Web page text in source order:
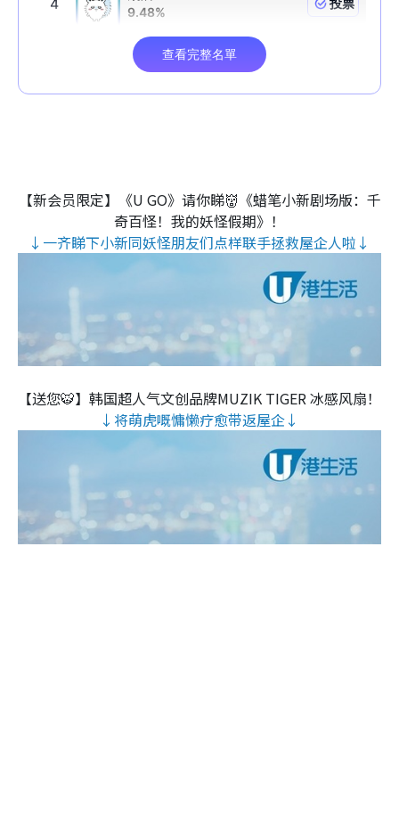
【新会员限定】《U GO》请你睇👹《蜡笔小新剧场版：千
奇百怪！我的妖怪假期》！
↓一齐睇下小新同妖怪朋友们点样联手拯救屋企人啦↓
【送您🐯】韩国超人气文创品牌MUZIK TIGER 冰感风扇！
↓将萌虎嘅慵懒疗愈带返屋企↓